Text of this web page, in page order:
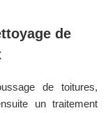
de
de toitures,
un traitement